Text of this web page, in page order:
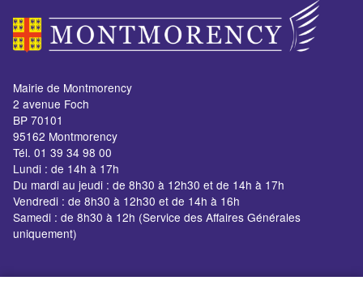
Mairie de Montmorency
2 avenue Foch
BP 70101
95162 Montmorency
Tél. 01 39 34 98 00
Lundi : de 14h à 17h
Du mardi au jeudi : de 8h30 à 12h30 et de 14h à 17h
Vendredi : de 8h30 à 12h30 et de 14h à 16h
Samedi : de 8h30 à 12h (Service des Affaires Générales
uniquement)